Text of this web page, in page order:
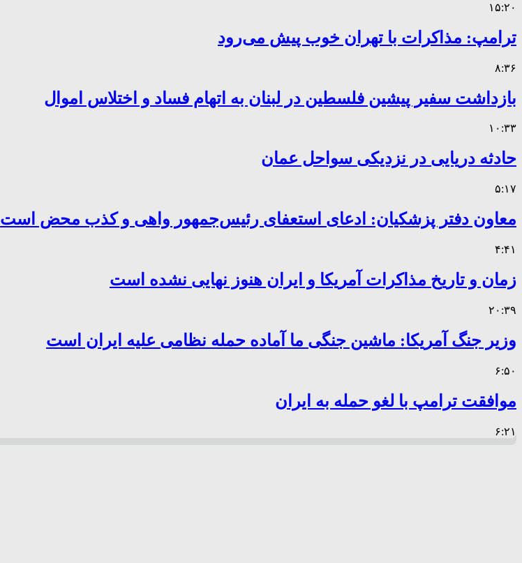
۱۵:۲۰
ترامپ: مذاکرات با تهران خوب پیش می‌رود
۸:۳۶
بازداشت سفیر پیشین فلسطین در لبنان به اتهام فساد و اختلاس اموال
۱۰:۳۳
حادثه دریایی در نزدیکی سواحل عمان
۵:۱۷
معاون دفتر پزشکیان: ادعای استعفای رئیس‌جمهور واهی و کذب محض است
۴:۴۱
زمان و تاریخ مذاکرات آمریکا و ایران هنوز نهایی نشده است
۲۰:۳۹
وزیر جنگ آمریکا: ماشین جنگی ما آماده حمله نظامی علیه ایران است
۶:۵۰
موافقت ترامپ با لغو حمله به ایران
۶:۲۱